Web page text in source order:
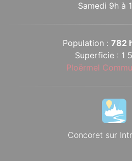
Samedi 9h à
Population : 782
Superficie : 1
Ploërmel
Concoret sur